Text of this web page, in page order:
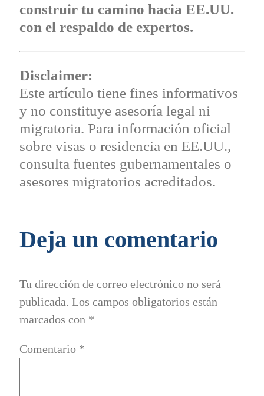
construir tu camino hacia EE.UU.
con el respaldo de expertos.
Disclaimer:
Este artículo tiene fines informativos
y no constituye asesoría legal ni
migratoria. Para información oficial
sobre visas o residencia en EE.UU.,
consulta fuentes gubernamentales o
asesores migratorios acreditados.
Deja un comentario
Tu dirección de correo electrónico no será
publicada. Los campos obligatorios están
marcados con *
Comentario *